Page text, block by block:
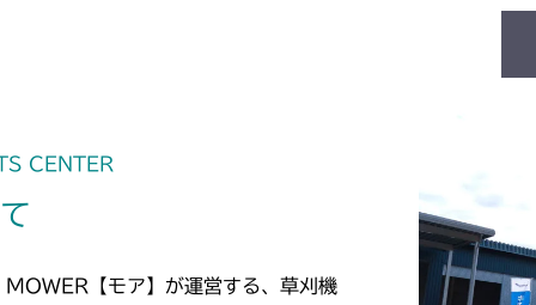
ミッション
CM2501
ミッション
CM2503
CENTER
【モア】が運営する、草刈機